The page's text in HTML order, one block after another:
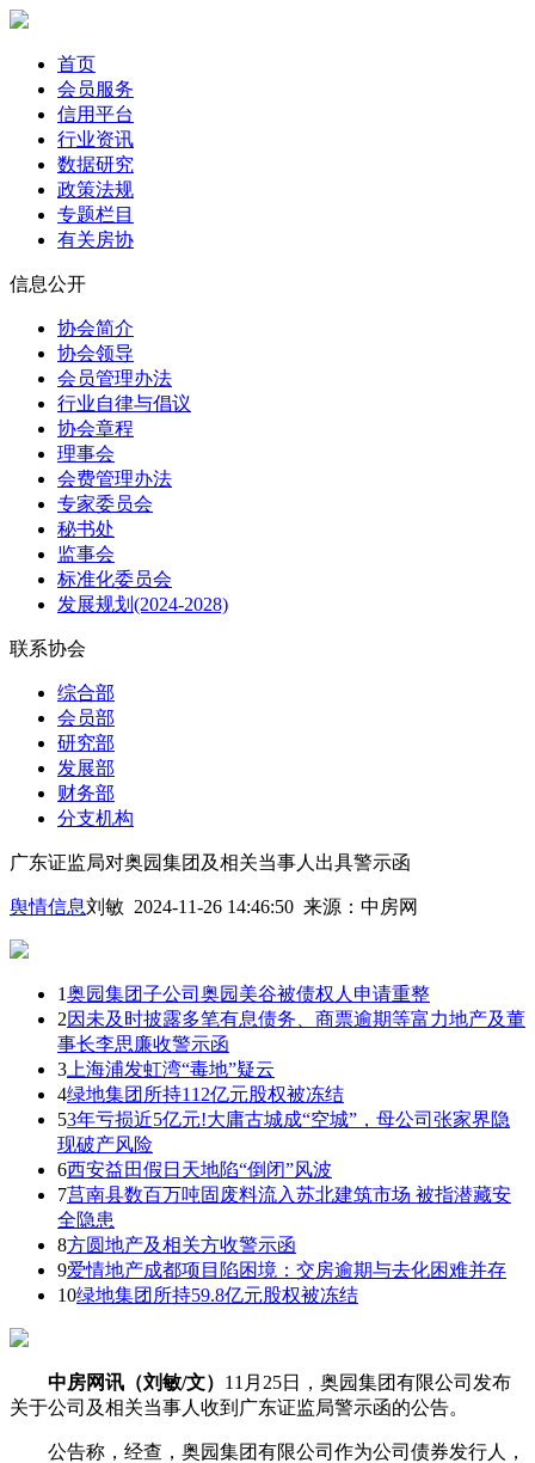
首页
会员服务
信用平台
行业资讯
数据研究
政策法规
专题栏目
有关房协
信息公开
协会简介
协会领导
会员管理办法
行业自律与倡议
协会章程
理事会
会费管理办法
专家委员会
秘书处
监事会
标准化委员会
发展规划(2024-2028)
联系协会
综合部
会员部
研究部
发展部
财务部
分支机构
广东证监局对奥园集团及相关当事人出具警示函
舆情信息刘敏 2024-11-26 14:46:50 来源： 中房网
1奥园集团子公司奥园美谷被债权人申请重整
2因未及时披露多笔有息债务、商票逾期等富力地产及董
事长李思廉收警示函
3 上海浦发虹湾“毒地”疑云
4绿地集团所持112亿元股权被冻结
53年亏损近5亿元!大庸古城成“空城”，母公司张家界隐
现破产风险
6西安益田假日天地陷“倒闭”风波
7莒南县数百万吨固废料流入苏北建筑市场 被指潜藏安
全隐患
8方圆地产及相关方收警示函
9爱情地产成都项目陷困境：交房逾期与去化困难并存
10绿地集团所持59.8亿元股权被冻结
中房网讯（刘敏/文） 11月25日，奥园集团有限公司发布
关于公司及相关当事人收到广东证监局警示函的公告。
公告称，经查，奥园集团有限公司作为公司债券发行人，